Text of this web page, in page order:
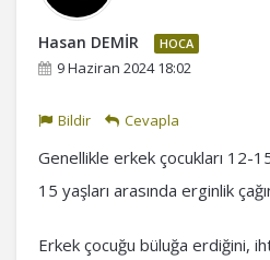
Hasan DEMİR HOCA
9 Haziran 2024 18:02
Bildir Cevapla
Genellikle erkek çocukları 12-
15 yaşları arasında erginlik
Erkek çocuğu büluğa erdiğini,